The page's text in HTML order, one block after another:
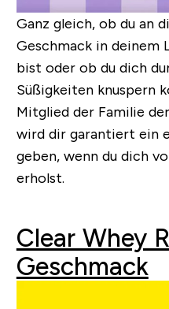
Ganz gleich, ob du an
Geschmack in deinem
bist oder ob du dich
Süßigkeiten knuspern
Mitglied der Familie
wird dir garantiert ein
geben, wenn du dich
erholst.
Clear Whey
Geschmack